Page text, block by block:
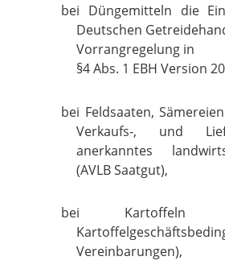
bei Düngemitteln die
Deutschen
Vorrangregelung in
§4 Abs. 1 EBH Version
bei Feldsaaten,
Verkaufs-, und
anerkanntes
(AVLB Saatgut),
bei Kartoffeln
Vereinbarungen),